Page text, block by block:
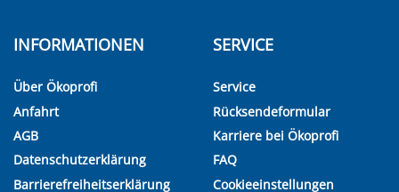
INFORMATIONEN
Über Ökoprofi
Anfahrt
AGB
Datenschutzerklärung
Barrierefreiheitserklärung
SERVICE
Service
Rücksendeformular
Karriere bei Ökoprofi
FAQ
Cookieeinstellungen